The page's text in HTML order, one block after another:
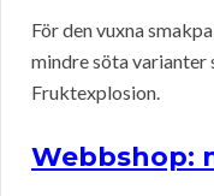
För den vuxna
mindre söta
Fruktexplosion.
Webbshop: